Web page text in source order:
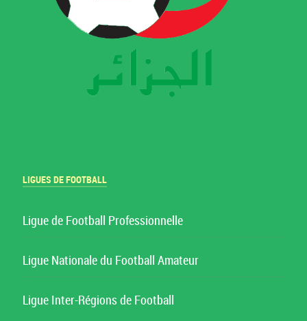
LIGUES DE FOOTBALL
Ligue de Football Professionnelle
Ligue Nationale du Football Amateur
Ligue Inter-Régions de Football